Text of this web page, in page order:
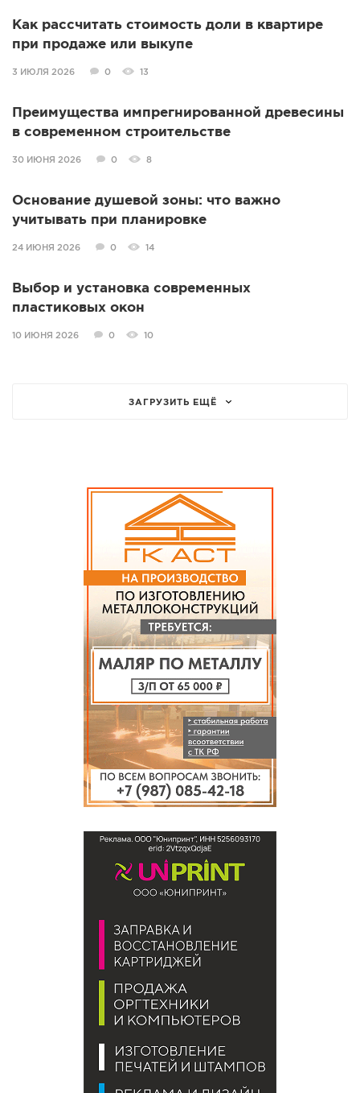
Как рассчитать стоимость доли в квартире
при продаже или выкупе
3 ИЮЛЯ 2026 0 13
Преимущества импрегнированной древесины
в современном строительстве
30 ИЮНЯ 2026 0 8
Основание душевой зоны: что важно
учитывать при планировке
24 ИЮНЯ 2026 0 14
Выбор и установка современных
пластиковых окон
10 ИЮНЯ 2026 0 10
ЗАГРУЗИТЬ ЕЩЁ